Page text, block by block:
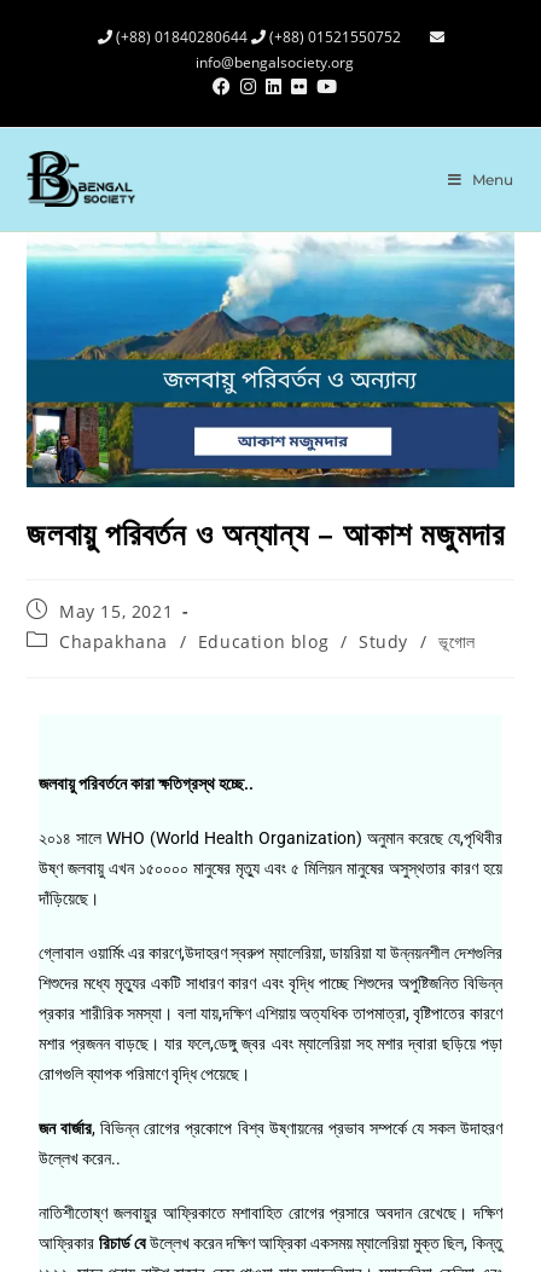
(+88) 01840280644
(+88) 01521550752
info@bengalsociety.org
Menu
জলবায়ু পরিবর্তন ও অন্যান্য – আকাশ মজুমদার
May 15, 2021
Chapakhana
/ Education blog / Study / ভূগোল
জলবায়ু পরিবর্তনে কারা ক্ষতিগ্রস্থ হচ্ছে..
২০১৪ সালে WHO (World Health Organization) অনুমান করেছে যে,পৃথিবীর
উষ্ণ জলবায়ু এখন ১৫০০০০ মানুষের মৃত্যু এবং ৫ মিলিয়ন মানুষের অসুস্থতার কারণ হয়ে
দাঁড়িয়েছে।
গ্লোবাল ওয়ার্মিং এর কারণে,উদাহরণ স্বরুপ ম্যালেরিয়া, ডায়রিয়া যা উন্নয়নশীল দেশগুলির
শিশুদের মধ্যে মৃত্যুর একটি সাধারণ কারণ এবং বৃদ্ধি পাচ্ছে শিশুদের অপুষ্টিজনিত বিভিন্ন
প্রকার শারীরিক সমস্যা। বলা যায়,দক্ষিণ এশিয়ায় অত্যধিক তাপমাত্রা, বৃষ্টিপাতের কারণে
মশার প্রজনন বাড়ছে। যার ফলে,ডেঙ্গু জ্বর এবং ম্যালেরিয়া সহ মশার দ্বারা ছড়িয়ে পড়া
রোগগুলি ব্যাপক পরিমাণে বৃদ্ধি পেয়েছে।
জন বার্জার, বিভিন্ন রোগের প্রকোপে বিশ্ব উষ্ণায়নের প্রভাব সম্পর্কে যে সকল উদাহরণ
উল্লেখ করেন..
নাতিশীতোষ্ণ জলবায়ুর আফ্রিকাতে মশাবাহিত রোগের প্রসারে অবদান রেখেছে। দক্ষিণ
আফ্রিকার রিচার্ড বেউল্লেখ করেন দক্ষিণ আফ্রিকা একসময় ম্যালেরিয়া মুক্ত ছিল, কিন্তু